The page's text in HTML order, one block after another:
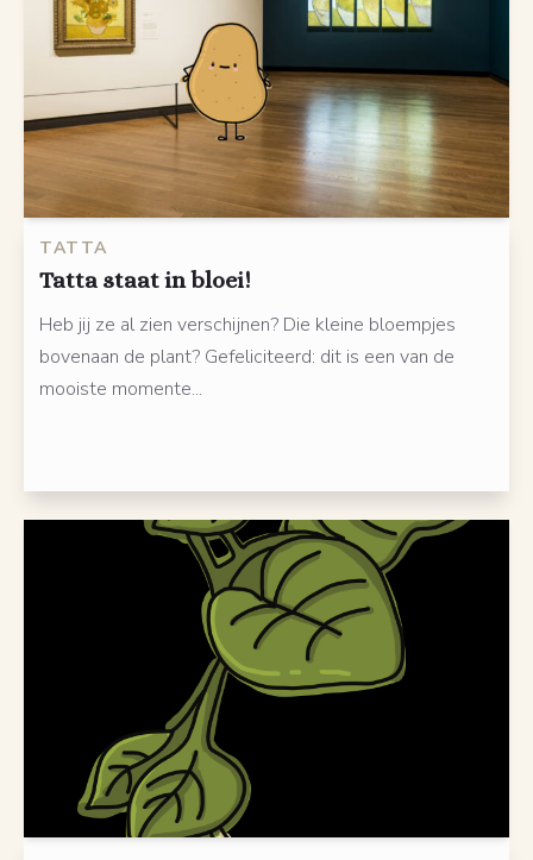
TATTA
Tatta staat in bloei!
Heb jij ze al zien verschijnen? Die kleine bloempjes
bovenaan de plant? Gefeliciteerd: dit is een van de
mooiste momente...